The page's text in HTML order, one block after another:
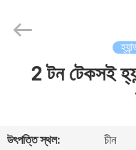
CO.,LIMITED.
2 টন টেকসই
উৎপত্তি স্থল:
চীন